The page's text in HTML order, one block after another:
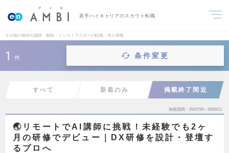
若手ハイキャリアのスカウト転職
その他の海外の講師・教師・インストラクターの転職・求人情報
1 件 条件変更
すべて 新着のみ 掲載終了間近
掲載期間 26/07/29～26/08/11
🌏リモートでAI講師に挑戦！未経験でも2ヶ
月の研修でデビュー｜DX研修を設計・登壇す
るプロへ